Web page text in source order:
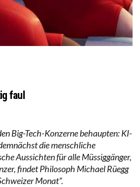
faul
Big-Tech-Konzerne behaupten: KI-
die menschliche
Aussichten für alle Müssiggänger,
findet Philosoph Michael Rüegg
Monat”.